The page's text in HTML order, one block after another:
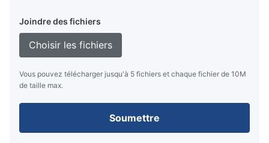
Joindre des fichiers
Choisir les fichiers
Vous pouvez télécharger jusqu'à 5 fichiers et chaque fichier de 10M
de taille max.
Soumettre